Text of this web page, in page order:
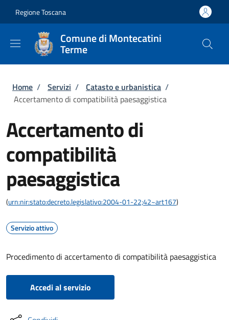
Regione Toscana
Comune di Montecatini
Terme
Briciole di pane
Home / Servizi / Catasto e urbanistica /
Accertamento di compatibilità paesaggistica
Accertamento di
compatibilità
paesaggistica
(urn:nir:stato:decreto.legislativo:2004-01-22;42~art167)
Servizio attivo
Procedimento di accertamento di compatibilità paesaggistica
Accedi al servizio